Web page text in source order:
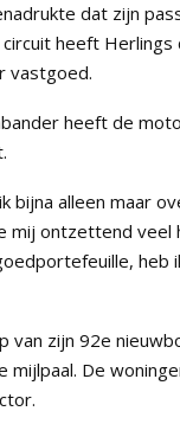
dat zijn
heeft
vastgoed.
heeft de
bijna alleen maar
mij ontzettend veel
heb
van zijn 92e
mijlpaal. De